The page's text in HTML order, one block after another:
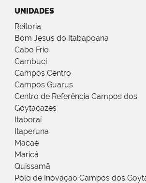
UNIDADES
Reitoria
Bom Jesus do Itabapoana
Cabo Frio
Cambuci
Campos Centro
Campos Guarus
Centro de Referência Campos dos
Goytacazes
Itaboraí
Itaperuna
Macaé
Maricá
Quissamã
Polo de Inovação Campos dos